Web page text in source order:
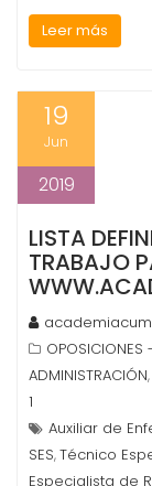
Leer más
19
Jun
2019
LISTA
TRABAJO
OPOSICIONES
ADMINISTRACIÓN,
1
Auxiliar de
SES,Técnico
Especialista de